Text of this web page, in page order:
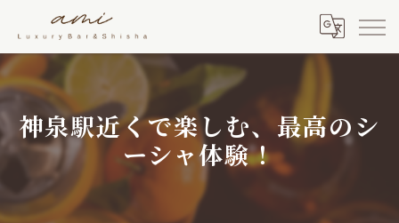
神泉駅近くで楽しむ、最高のシ
ーシャ体験！